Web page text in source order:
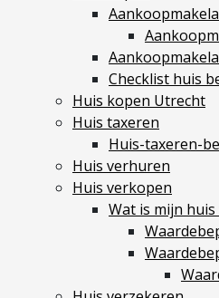
Hypotheekadvies
Hypotheek oversluiten
Hypotheek verhogen
Starterslening
Financiële check
Banken
Duurzame hypotheek
Checklist huis
Huis kopen Utrecht
Huis taxeren
Huis-taxeren-
Huis verhuren
Huis verkopen
Wat is mijn huis